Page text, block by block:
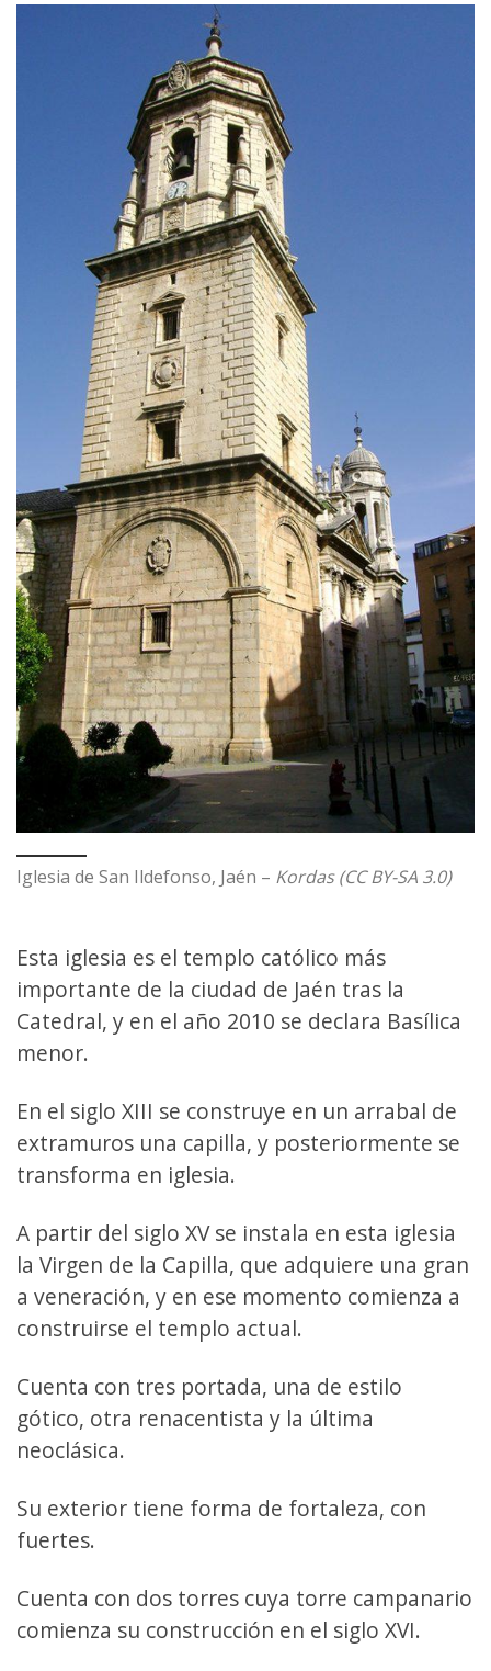
Iglesia de San Ildefonso, Jaén – Kordas (CC BY-SA 3.0)
Esta iglesia es el templo católico más
importante de la ciudad de Jaén tras la
Catedral, y en el año 2010 se declara Basílica
menor.
En el siglo XIII se construye en un arrabal de
extramuros una capilla, y posteriormente se
transforma en iglesia.
A partir del siglo XV se instala en esta iglesia
la Virgen de la Capilla, que adquiere una gran
a veneración, y en ese momento comienza a
construirse el templo actual.
Cuenta con tres portada, una de estilo
gótico, otra renacentista y la última
neoclásica.
Su exterior tiene forma de fortaleza, con
fuertes.
Cuenta con dos torres cuya torre campanario
comienza su construcción en el siglo XVI.